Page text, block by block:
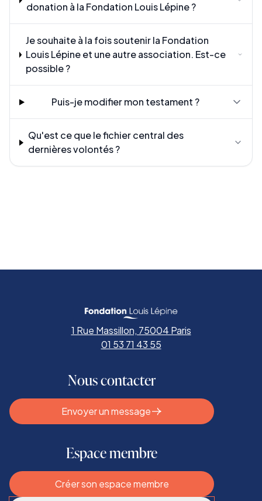
donation à la Fondation Louis Lépine ?
Je souhaite à la fois soutenir la Fondation
Louis Lépine et une autre association. Est-ce
possible ?
Puis-je modifier mon testament ?
Qu'est ce que le fichier central des
dernières volontés ?
1 Rue Massillon, 75004 Paris
01 53 71 43 55
Nous contacter
Envoyer un message
Espace membre
Créer son espace membre